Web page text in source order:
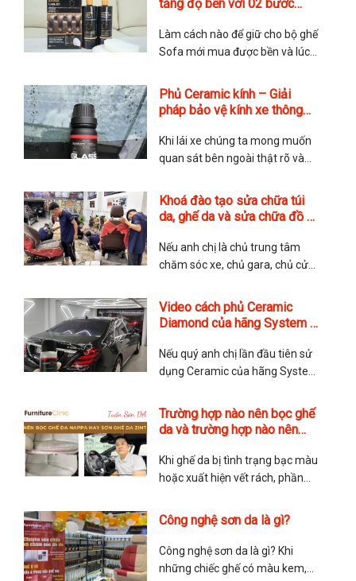
tăng độ bền với 02 bước
Clinic
Làm cách nào để giữ cho bộ ghế
Sofa mới mua được bền và lúc
rất nhiều quý anh chị khi tìm đến
với TMA Store. Các chăm sóc
ghế da có phức tạp không?
Thực tế thì rất đơn giản nhưng
Phủ Ceramic kính – Giải
pháp bảo vệ kính xe thông
Khi lái xe chúng ta mong muốn
quan sát bên ngoài thật rõ và
quyết định bởi lớp kính của xe,
nếu kính ố mờ, dễ bị xước thì
không chỉ ảnh hưởng đến độ
thẩm mỹ mà còn cả tính an toàn
của
Khoá đào tạo sửa chữa túi
da, ghế da và sửa chữa đồ da
Nếu anh chị là chủ trung tâm
chăm sóc xe, chủ gara, chủ cửa
thêm dịch vụ sửa chữa nội thất,
sửa chữa ghế da hoặc sửa chữa
túi da và đồ da để gia tăng dịch
vụ. Hay những anh chị yêu thích
Video cách phủ Ceramic
Diamond của hãng System X
Nếu quý anh chị lần đầu tiên sử
dụng Ceramic của hãng System
phủ Ceramic này. TMA Store
hướng dẫn chi tiết cách phủ
Ceramic và các lưu ý khi phủ.
Chúc quý anh chị có trải nghiệm
tuyệt vời với dòng Ceramic
Trường hợp nào nên bọc ghế
da và trường hợp nào nên
Khi ghế da bị tình trạng bạc màu
hoặc xuất hiện vết rách, phần
việc nên bọc ghế da lại hay sơn
ghế da? Sau đây là chia sẻ của
anh Tuấn Sơn Da về vấn đề này
để giúp mọi người lựa
Công nghệ sơn da là gì?
Công nghệ sơn da là gì? Khi
những chiếc ghế có màu kem,